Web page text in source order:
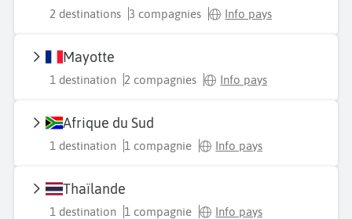
2 destinations 3 compagnies Info pays
Mayotte
1 destination 2 compagnies Info pays
Afrique du Sud
1 destination 1 compagnie Info pays
Thaïlande
1 destination 1 compagnie Info pays